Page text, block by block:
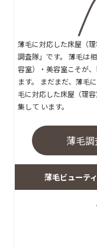
薄毛に対応した床屋（
調査隊」です。 薄毛は
容室）・美容室こそが
ます。 まだまだ、薄毛
毛に対応した床屋（理
集して います。
薄毛
薄毛ビューテ